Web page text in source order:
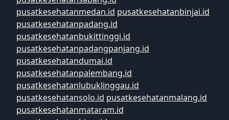
pusatkesehatanmedan.id pusatkesehatanbinjai.id
pusatkesehatanpadang.id
pusatkesehatanbukittinggi.id
pusatkesehatanpadangpanjang.id
pusatkesehatandumai.id
pusatkesehatanpalembang.id
pusatkesehatanlubuklinggau.id
pusatkesehatansolo.id pusatkesehatanmalang.id
pusatkesehatanmataram.id